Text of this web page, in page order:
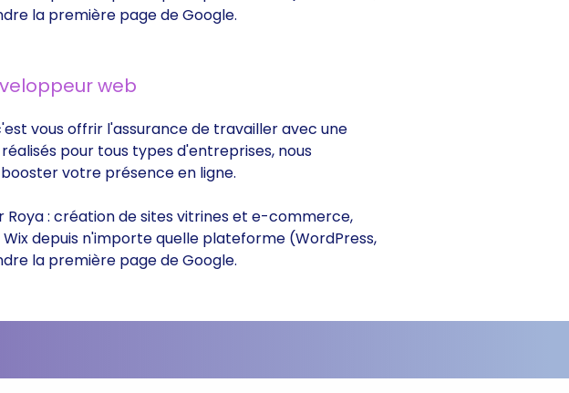
la première page de Google.
web
vous offrir l'assurance de travailler avec une
pour tous types d'entreprises, nous
votre présence en ligne.
Roya : création de sites vitrines et e-commerce,
depuis n'importe quelle plateforme (WordPress,
la première page de Google.